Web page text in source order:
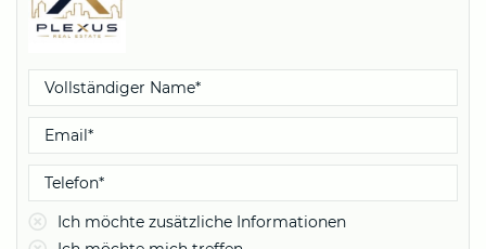
Ich möchte zusätzliche Informationen